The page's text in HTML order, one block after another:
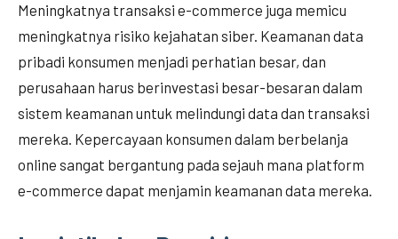
Meningkatnya transaksi e-commerce juga memicu
meningkatnya risiko kejahatan siber. Keamanan data
pribadi konsumen menjadi perhatian besar, dan
perusahaan harus berinvestasi besar-besaran dalam
sistem keamanan untuk melindungi data dan transaksi
mereka. Kepercayaan konsumen dalam berbelanja
online sangat bergantung pada sejauh mana platform
e-commerce dapat menjamin keamanan data mereka.